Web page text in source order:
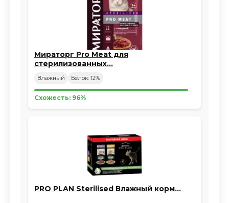
Мираторг Pro Meat для
стерилизованных…
Влажный Белок: 12%
Схожесть: 96%
PRO PLAN Sterilised Влажный корм…